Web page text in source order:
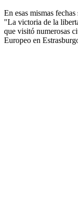
En esas mismas
"La victoria de la
que visitó numerosas
Europeo en